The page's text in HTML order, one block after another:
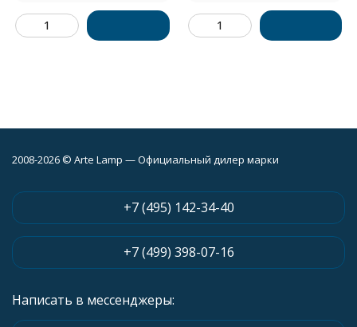
2008-2026 © Arte Lamp — Официальный дилер марки
+7 (495) 142-34-40
+7 (499) 398-07-16
Написать в мессенджеры: